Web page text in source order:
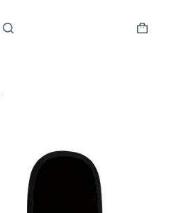
Warenkorb